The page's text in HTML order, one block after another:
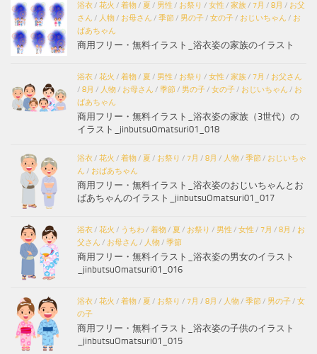
浴衣/ 花火 / 着物/ 夏 / 男性 / お祭り / 女性 / 家族/ 7月 / 8月 / お父
さん / 人物/ お母さん / 季節/ 男の子/ 女の子/ おじいちゃん / お
ばあちゃん
商用フリー・無料イラスト_浴衣姿の家族のイラスト
浴衣/ 花火 / 着物/ 夏 / 男性 / お祭り / 女性 / 家族/ 7月 / お父さん
/ 8月 / 人物/ お母さん / 季節/ 男の子/ 女の子/ おじいちゃん / お
ばあちゃん
商用フリー・無料イラスト_浴衣姿の家族（3世代）の
イラスト_jinbutsuOmatsuri01_018
浴衣/ 花火 / 着物/ 夏 / お祭り / 7月 / 8月 / 人物/ 季節/ おじいちゃ
ん / おばあちゃん
商用フリー・無料イラスト_浴衣姿のおじいちゃんとお
ばあちゃんのイラスト_jinbutsuOmatsuri01_017
浴衣/ 花火 / うちわ/ 着物/ 夏 / お祭り / 男性 / 女性 / 7月 / 8月 / お
父さん / お母さん / 人物/ 季節
商用フリー・無料イラスト_浴衣姿の男女のイラスト
_jinbutsuOmatsuri01_016
浴衣/ 花火 / 着物/ 夏 / お祭り / 7月 / 8月 / 人物/ 季節/ 男の子/ 女
の子
商用フリー・無料イラスト_浴衣姿の子供のイラスト
_jinbutsuOmatsuri01_015